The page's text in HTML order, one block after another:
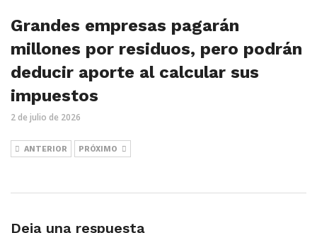
Grandes empresas pagarán
millones por residuos, pero podrán
deducir aporte al calcular sus
impuestos
2 de julio de 2026
ANTERIOR PRÓXIMO
Deja una respuesta